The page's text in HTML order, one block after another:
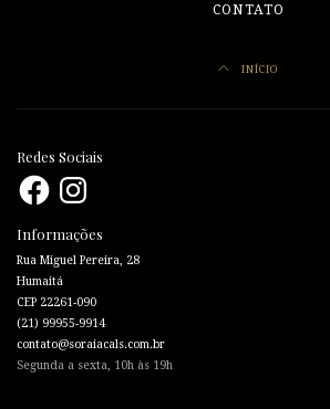
CONTATO
INÍCIO
Redes Sociais
FacebookInstagram
Informações
Rua Miguel Pereira, 28
Humaitá
CEP 22261-090
(21) 99955-9914
contato@soraiacals.com.br
Segunda a sexta, 10h às 19h